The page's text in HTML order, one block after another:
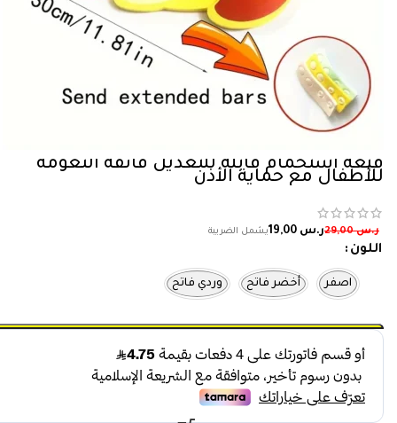
قبعة استحمام قابلة للتعديل فائقة النعومة
للأطفال مع حماية الأذن
ر.س29,00 ر.س
اللون
اصفر أخضر فاتح وردي فاتح